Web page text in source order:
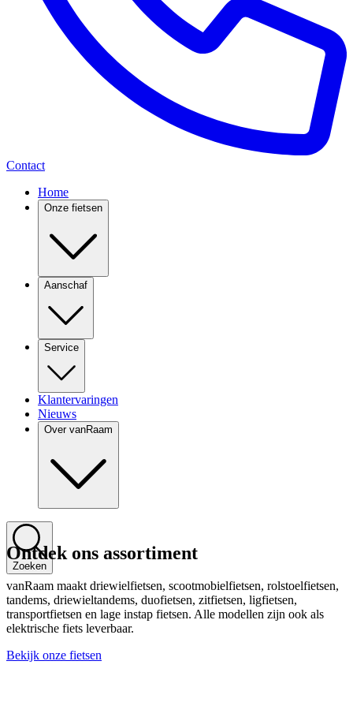
Contact
Home
Onze fietsen
Aanschaf
Service
Klantervaringen
Nieuws
Over vanRaam
Zoeken
Ontdek ons assortiment
vanRaam maakt driewielfietsen, scootmobielfietsen, rolstoelfietsen,
tandems, driewieltandems, duofietsen, zitfietsen, ligfietsen,
transportfietsen en lage instap fietsen. Alle modellen zijn ook als
elektrische fiets leverbaar.
Bekijk onze fietsen